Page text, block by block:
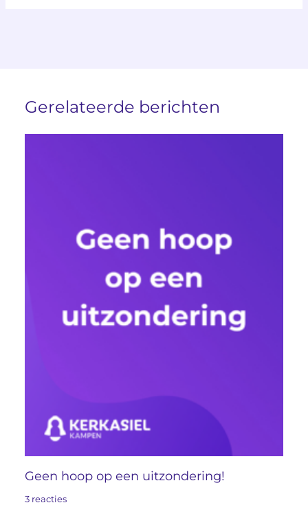
Gerelateerde berichten
Geen hoop op een uitzondering!
3 reacties